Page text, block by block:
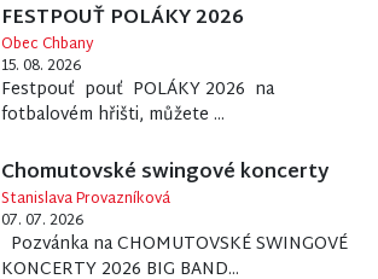
FESTPOUŤ POLÁKY 2026
Obec Chbany
15. 08. 2026
Festpouť pouť POLÁKY 2026 na
fotbalovém hřišti, můžete ...
Chomutovské swingové koncerty
Stanislava Provazníková
07. 07. 2026
Pozvánka na CHOMUTOVSKÉ SWINGOVÉ
KONCERTY 2026 BIG BAND...